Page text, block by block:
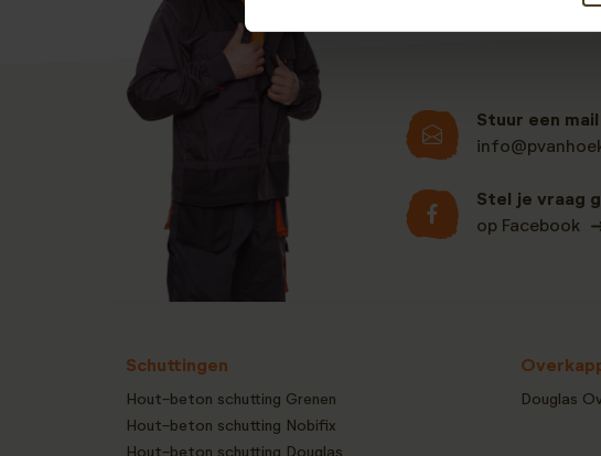
Stuur een mail
Stel je vraag
op Facebook
Schuttingen
Hout-beton schutting Grenen
Hout-beton schutting Nobifix
Hout-beton schutting Douglas
Douglas